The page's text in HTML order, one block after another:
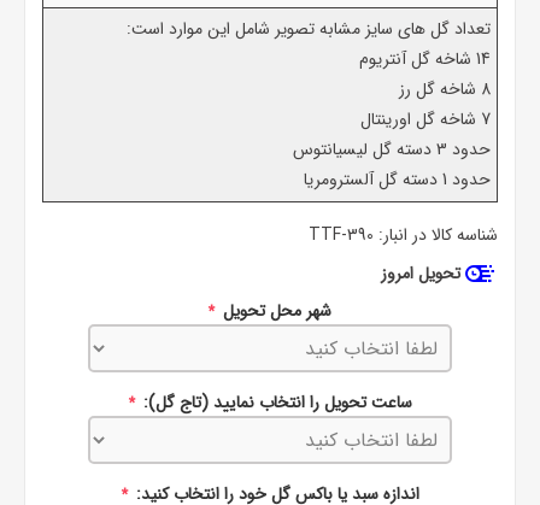
تعداد گل های سایز مشابه تصویر شامل این موارد است:
14 شاخه گل آنتریوم
8 شاخه گل رز
7 شاخه گل اورینتال
حدود 3 دسته گل لیسیانتوس
حدود 1 دسته گل آلسترومریا
شناسه کالا در انبار: TTF-390
تحویل امروز
شهر محل تحویل *
ساعت تحویل را انتخاب نمایید (تاج گل): *
اندازه سبد یا باکس گل خود را انتخاب کنید: *